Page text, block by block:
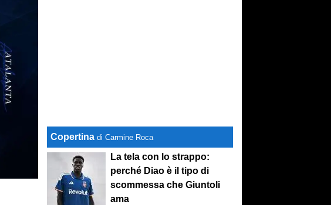
Copertina di Carmine Roca
La tela con lo strappo:
perché Diao è il tipo di
scommessa che Giuntoli
ama